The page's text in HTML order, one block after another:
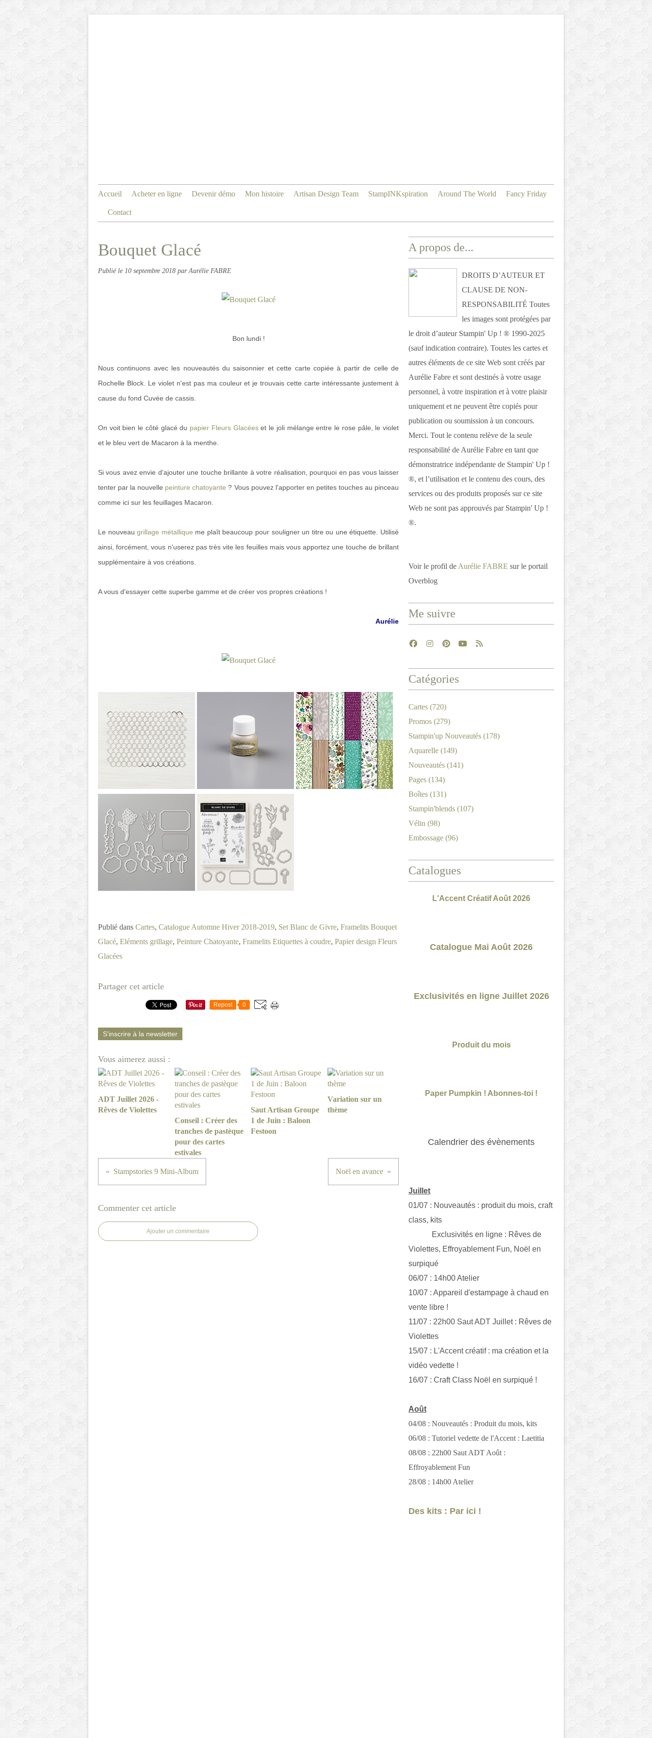
Accueil Acheter en ligne Devenir démo Mon histoire Artisan Design Team StampINKspiration Around The World Fancy Friday
Contact
Bouquet Glacé
Publié le 10 septembre 2018 par Aurélie FABRE
Bon lundi !
Nous continuons avec les nouveautés du saisonnier et cette carte copiée à partir de celle de
Rochelle Block. Le violet n'est pas ma couleur et je trouvais cette carte intéressante justement à
cause du fond Cuvée de cassis.
On voit bien le côté glacé du papier Fleurs Glacéeset le joli mélange entre le rose pâle, le violet
et le bleu vert de Macaron à la menthe.
Si vous avez envie d'ajouter une touche brillante à votre réalisation, pourquoi en pas vous laisser
tenter par la nouvelle peinture chatoyante ? Vous pouvez l'apporter en petites touches au pinceau
comme ici sur les feuillages Macaron.
Le nouveaugrillage métallique me plaît beaucoup pour souligner un titre ou une étiquette. Utilisé
ainsi, forcément, vous n'userez pas très vite les feuilles mais vous apportez une touche de brillant
supplémentaire à vos créations.
A vous d'essayer cette superbe gamme et de créer vos propres créations !
Aurélie
Publié dans Cartes, Catalogue Automne Hiver 2018-2019, Set Blanc de Givre, Framelits Bouquet
Glacé, Eléments grillage, Peinture Chatoyante, Framelits Etiquettes à coudre, Papier design Fleurs
Glacées
Partager cet article
Repost 0
S'inscrire à la newsletter
Vous aimerez aussi :
ADT Juillet 2026 -
Rêves de Violettes
Conseil : Créer des
tranches de pastèque
pour des cartes
estivales
Saut Artisan Groupe
1 de Juin : Baloon
Festoon
Variation sur un
thème
Stampstories 9 Mini-Album Noël en avance
Commenter cet article
Ajouter un commentaire
A propos de...
DROITS D’AUTEUR ET
CLAUSE DE NON-
RESPONSABILITÉ Toutes
les images sont protégées par
le droit d’auteur Stampin' Up ! ® 1990-2025
(sauf indication contraire). Toutes les cartes et
autres éléments de ce site Web sont créés par
Aurélie Fabre et sont destinés à votre usage
personnel, à votre inspiration et à votre plaisir
uniquement et ne peuvent être copiés pour
publication ou soumission à un concours.
Merci. Tout le contenu relève de la seule
responsabilité de Aurélie Fabre en tant que
démonstratrice indépendante de Stampin' Up !
®, et l’utilisation et le contenu des cours, des
services ou des produits proposés sur ce site
Web ne sont pas approuvés par Stampin' Up !
®.
Voir le profil de Aurélie FABRE sur le portail
Overblog
Me suivre
Catégories
Cartes (720)
Promos (279)
Stampin'up Nouveautés (178)
Aquarelle (149)
Nouveautés (141)
Pages (134)
Boîtes (131)
Stampin'blends (107)
Vélin (98)
Embossage (96)
Catalogues
L'Accent Créatif Août 2026
Catalogue Mai Août 2026
Exclusivités en ligne Juillet 2026
Produit du mois
Paper Pumpkin ! Abonnes-toi !
Calendrier des évènements
Juillet
01/07 : Nouveautés : produit du mois, craft
class, kits
Exclusivités en ligne : Rêves de
Violettes, Effroyablement Fun, Noël en
surpiqué
06/07 : 14h00 Atelier
10/07 : Appareil d'estampage à chaud en
vente libre !
11/07 : 22h00 Saut ADT Juillet : Rêves de
Violettes
15/07 : L'Accent créatif : ma création et la
vidéo vedette !
16/07 : Craft Class Noël en surpiqué !
Août
04/08 : Nouveautés : Produit du mois, kits
06/08 : Tutoriel vedette de l'Accent : Laetitia
08/08 : 22h00 Saut ADT Août :
Effroyablement Fun
28/08 : 14h00 Atelier
Des kits : Par ici !